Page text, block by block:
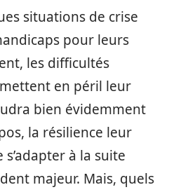
situations de crise
pour leurs
les difficultés
en péril leur
bien évidemment
la résilience leur
à la suite
majeur. Mais, quels